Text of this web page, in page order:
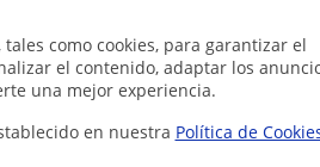
como cookies, para garantizar el
el contenido, adaptar los
una mejor experiencia.
en nuestra Política de
Al hacer clic,